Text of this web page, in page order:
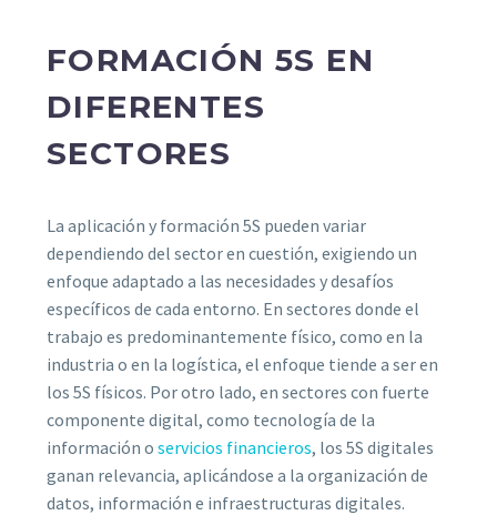
FORMACIÓN 5S EN
DIFERENTES
SECTORES
La aplicación y formación 5S pueden variar
dependiendo del sector en cuestión, exigiendo un
enfoque adaptado a las necesidades y desafíos
específicos de cada entorno. En sectores donde el
trabajo es predominantemente físico, como en la
industria o en la logística, el enfoque tiende a ser en
los 5S físicos. Por otro lado, en sectores con fuerte
componente digital, como tecnología de la
información o servicios financieros, los 5S digitales
ganan relevancia, aplicándose a la organización de
datos, información e infraestructuras digitales.